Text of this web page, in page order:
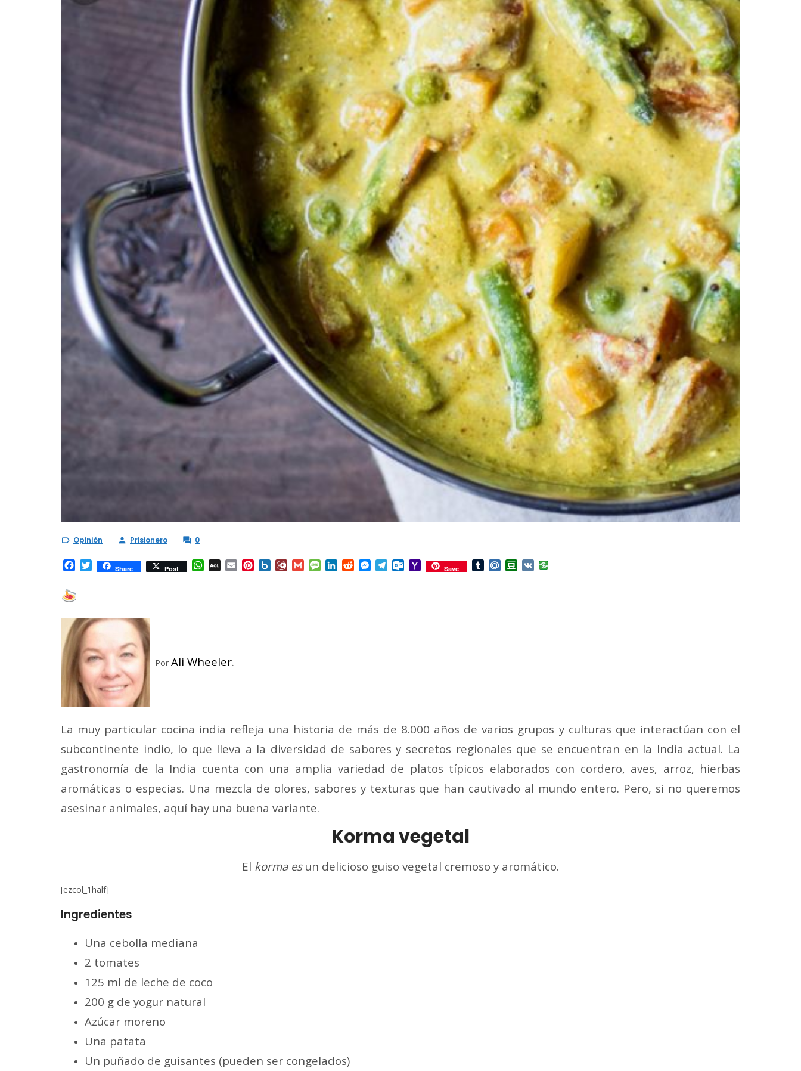
 Opinión  Prisionero  0
Facebook
TwitterShare Post WhatsApp
AOL Email Pinterest
Box.netDiary.RuGmailMessage
LinkedInRedditMessenger
TelegramOutlook.com
YahooSave TumblrMail.RuDouban
VK
Por Ali Wheeler.
La muy particular cocina india refleja una historia de más de 8.000 años de varios grupos y culturas que interactúan con el
subcontinente indio, lo que lleva a la diversidad de sabores y secretos regionales que se encuentran en la India actual. La
gastronomía de la India cuenta con una amplia variedad de platos típicos elaborados con cordero, aves, arroz, hierbas
aromáticas o especias. Una mezcla de olores, sabores y texturas que han cautivado al mundo entero. Pero, si no queremos
asesinar animales, aquí hay una buena variante.
Korma vegetal
El korma esun delicioso guiso vegetal cremoso y aromático.
[ezcol_1half]
Ingredientes
Una cebolla mediana
2 tomates
125 ml de leche de coco
200 g de yogur natural
Azúcar moreno
Una patata
Un puñado de guisantes (pueden ser congelados)